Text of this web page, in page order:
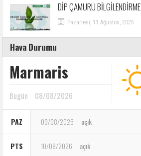
DİP ÇAMURU BİLGİLENDİRME
Pazartesi, 11 Ağustos, 2025
Hava Durumu
Marmaris
Bugün 08/08/2026
PAZ 09/08/2026 açık
PTS 10/08/2026 açık